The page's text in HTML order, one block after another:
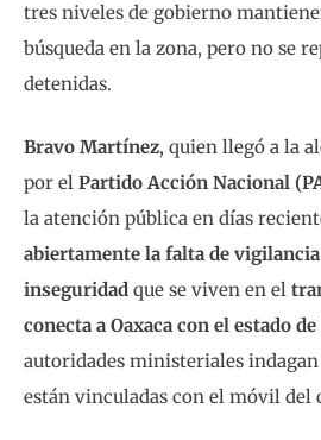
tres niveles de gobierno
búsqueda en la zona, pero no se
detenidas.
Bravo Martínez, quien llegó a la
por el Partido Acción Nacional
la atención pública en días
abiertamente la falta de
inseguridad que se viven en el
conecta a Oaxaca con el estado
autoridades ministeriales indagan
están vinculadas con el móvil del